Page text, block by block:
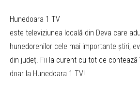
Hunedoara 1 TV
este televiziunea locală din Deva care
hunedorenilor cele mai importante știri,
din județ. Fii la curent cu tot ce
doar la Hunedoara 1 TV!